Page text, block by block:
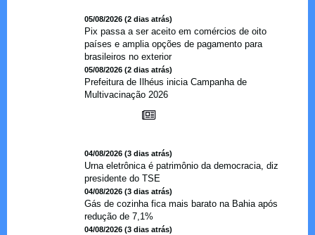
05/08/2026 (2 dias atrás)
Pix passa a ser aceito em comércios de oito
países e amplia opções de pagamento para
brasileiros no exterior
05/08/2026 (2 dias atrás)
Prefeitura de Ilhéus inicia Campanha de
Multivacinação 2026
04/08/2026 (3 dias atrás)
Urna eletrônica é patrimônio da democracia, diz
presidente do TSE
04/08/2026 (3 dias atrás)
Gás de cozinha fica mais barato na Bahia após
redução de 7,1%
04/08/2026 (3 dias atrás)